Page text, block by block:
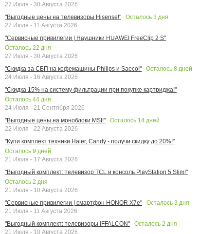
27 Июля - 30 Августа 2026
"Выгодные цены на телевизоры Hisense!"
Осталось 3 дня
27 Июля - 11 Августа 2026
"Сервисные привилегии | Наушники HUAWEI FreeClip 2 S"
Осталось 22 дня
27 Июля - 30 Августа 2026
"Скидка за СБП на кофемашины Philips и Saeco!"
Осталось 8 дней
24 Июля - 16 Августа 2026
"Скидка 15% на систему фильтрации при покупке картриджа!"
Осталось 44 дня
24 Июля - 21 Сентября 2026
"Выгодные цены на моноблоки MSI!"
Осталось 14 дней
22 Июля - 22 Августа 2026
"Купи комплект техники Haier, Candy - получи скидку до 20%!"
Осталось 9 дней
21 Июля - 17 Августа 2026
"Выгодный комплект: телевизор TCL и консоль PlayStation 5 Slim!"
Осталось 2 дня
21 Июля - 10 Августа 2026
"Сервисные привилегии | смартфон HONOR X7e"
Осталось 3 дня
21 Июля - 11 Августа 2026
"Выгодный комплект: телевизоры iFFALCON"
Осталось 2 дня
21 Июля - 10 Августа 2026